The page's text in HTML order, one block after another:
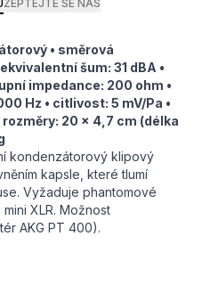
ZEPTEJTE SE NÁS
• směrová
šum: 31 dBA •
impedance: 200 ohm •
Hz • citlivost: 5 mV/Pa •
20 x 4,7 cm (délka
kondenzátorový klipový
kapsle, které tlumí
Vyžaduje phantomové
XLR. Možnost
AKG PT 400).